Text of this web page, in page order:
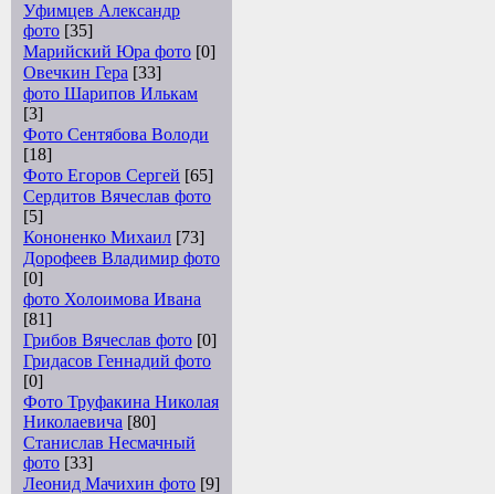
Уфимцев Александр
фото [35]
Марийский Юра фото [0]
Овечкин Гера [33]
фото Шарипов Илькам
[3]
Фото Сентябова Володи
[18]
Фото Егоров Сергей [65]
Сердитов Вячеслав фото
[5]
Кононенко Михаил [73]
Дорофеев Владимир фото
[0]
фото Холоимова Ивана
[81]
Грибов Вячеслав фото [0]
Гридасов Геннадий фото
[0]
Фото Труфакина Николая
Николаевича [80]
Станислав Несмачный
фото [33]
Леонид Мачихин фото [9]